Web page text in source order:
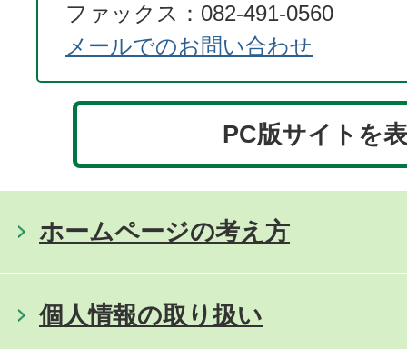
ファックス：082-491-0560
メールでのお問い合わせ
PC版サイトを
ホームページの考え方
個人情報の取り扱い